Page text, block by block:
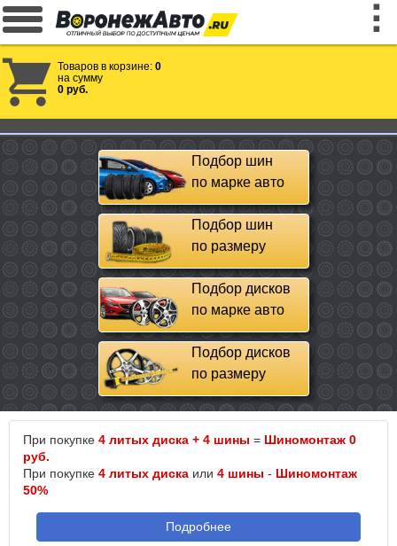
Товаров в корзине: 0
на сумму
0 руб.
Подбор шин
по марке авто
Подбор шин
по размеру
Подбор дисков
по марке авто
Подбор дисков
по размеру
При покупке 4 литых диска + 4 шины = Шиномонтаж 0
руб.
При покупке 4 литых диска или 4 шины - Шиномонтаж
50%
Подробнее